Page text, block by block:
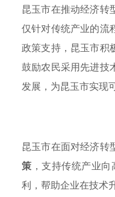
昆玉市在推动经济转
仅针对传统产业的流
政策支持，昆玉市积
鼓励农民采用先进技
发展，为昆玉市实现
昆玉市在面对经济转
策 ，支持传统产业
利，帮助企业在技术